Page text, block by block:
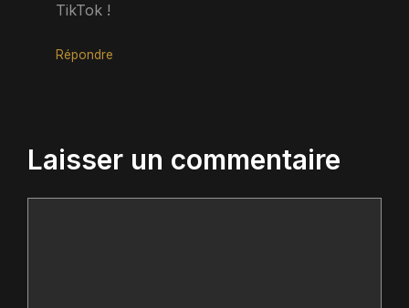
TikTok !
Répondre
Laisser un commentaire